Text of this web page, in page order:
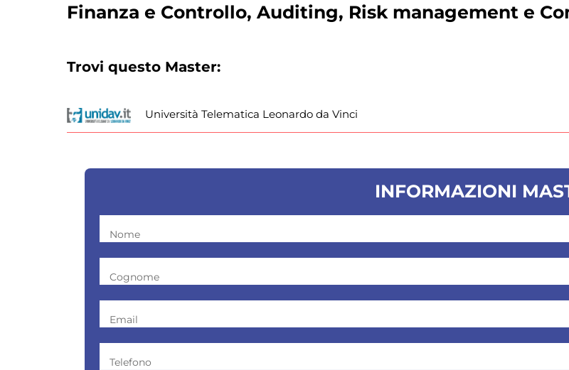
Finanza e Controllo, Auditing, Risk management e
Trovi questo Master:
Università Telematica Leonardo da Vinci
INFORMAZIONI
Nome
Cognome
Email
Telefono